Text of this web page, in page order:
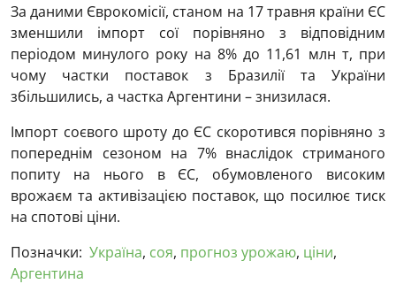
За даними Єврокомісії, станом на 17 травня країни ЄС
зменшили імпорт сої порівняно з відповідним
періодом минулого року на 8% до 11,61 млн т, при
чому частки поставок з Бразилії та України
збільшились, а частка Аргентини – знизилася.
Імпорт соєвого шроту до ЄС скоротився порівняно з
попереднім сезоном на 7% внаслідок стриманого
попиту на нього в ЄС, обумовленого високим
врожаєм та активізацією поставок, що посилює тиск
на спотові ціни.
Позначки: Україна, соя, прогноз урожаю, ціни,
Аргентина